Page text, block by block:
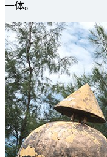
一体。